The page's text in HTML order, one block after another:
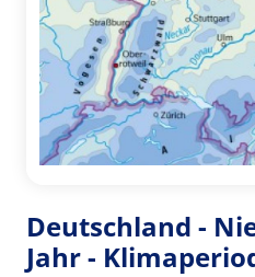
Deutschland -
Jahr -